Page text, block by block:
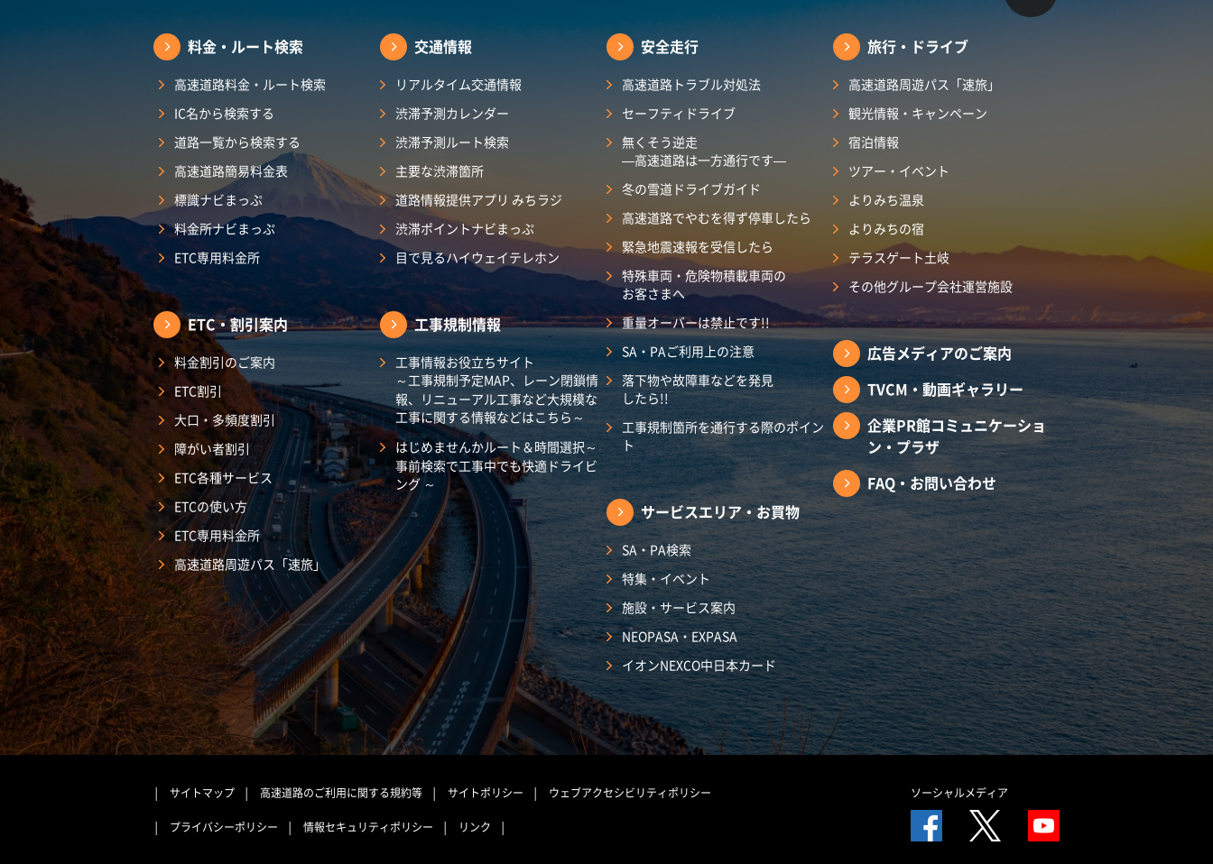
料金・ルート検索
高速道路料金・ルート検索
IC名から検索する
道路一覧から検索する
高速道路簡易料金表
標識ナビまっぷ
料金所ナビまっぷ
ETC専用料金所
ETC・割引案内
料金割引のご案内
ETC割引
大口・多頻度割引
障がい者割引
ETC各種サービス
ETCの使い方
ETC専用料金所
高速道路周遊パス「速旅」
交通情報
リアルタイム交通情報
渋滞予測カレンダー
渋滞予測ルート検索
主要な渋滞箇所
道路情報提供アプリ みちラジ
渋滞ポイントナビまっぷ
目で見るハイウェイテレホン
工事規制情報
工事情報お役立ちサイト
～工事規制予定MAP、レーン閉鎖情
報、リニューアル工事など大規模な
工事に関する情報などはこちら～
はじめませんかルート＆時間選択～
事前検索で工事中でも快適ドライビ
ング ～
安全走行
高速道路トラブル対処法
セーフティドライブ
無くそう逆走
―高速道路は一方通行です―
冬の雪道ドライブガイド
高速道路でやむを得ず停車したら
緊急地震速報を受信したら
特殊車両・危険物積載車両の
お客さまへ
重量オーバーは禁止です!!
SA・PAご利用上の注意
落下物や故障車などを発見
したら!!
工事規制箇所を通行する際のポイン
ト
サービスエリア・お買物
SA・PA検索
特集・イベント
施設・サービス案内
NEOPASA・EXPASA
イオンNEXCO中日本カード
旅行・ドライブ
高速道路周遊パス「速旅」
観光情報・キャンペーン
宿泊情報
ツアー・イベント
よりみち温泉
よりみちの宿
テラスゲート土岐
その他グループ会社運営施設
広告メディアのご案内
TVCM・動画ギャラリー
企業PR館コミュニケーショ
ン・プラザ
FAQ・お問い合わせ
サイトマップ 高速道路のご利用に関する規約等 サイトポリシー ウェブアクセシビリティポリシー
プライバシーポリシー 情報セキュリティポリシー リンク
ソーシャルメディア